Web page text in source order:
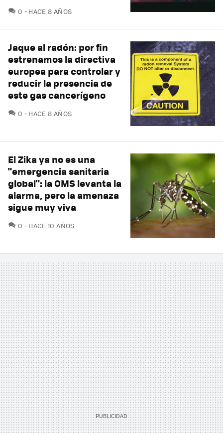
0 COMENTARIOS
HACE 8 AÑOS
Jaque al radón: por fin
estrenamos la directiva
europea para controlar y
reducir la presencia de
este gas cancerígeno
0 COMENTARIOS
HACE 8 AÑOS
El Zika ya no es una
"emergencia sanitaria
global": la OMS levanta la
alarma, pero la amenaza
sigue muy viva
0 COMENTARIOS
HACE 10 AÑOS